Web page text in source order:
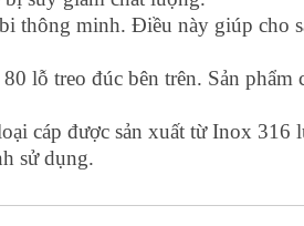
thông minh. Điều này giúp cho
lỗ treo đúc bên trên. Sản phẩm
cáp được sản xuất từ Inox 316
sử dụng.